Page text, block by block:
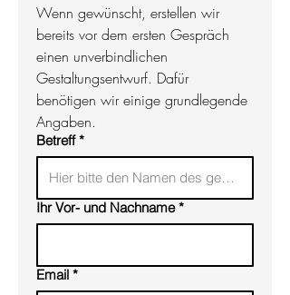
klären wir anschließen die genaue
Größe mit der Friedhofsverwaltung
Materialeigenschaften
Material Schriftplatte: 100%
recycletes HDPE/PET, absolut
Witterungsbeständig und vollständig
recycelbar.
Die Platte wird nach Ihren Angaben
graviert.
sonstige Hinweise
Sie erhalten nach der Bestellung einen
Wenn gewünscht, erstellen wir
bereits vor dem ersten Gespräch
einen unverbindlichen
Gestaltungsentwurf. Dafür
benötigen wir einige grundlegende
Angaben.
Betreff *
Ihr Vor- und Nachname *
Email *